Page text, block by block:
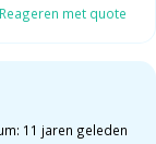
Reageren met quote
11 jaren geleden